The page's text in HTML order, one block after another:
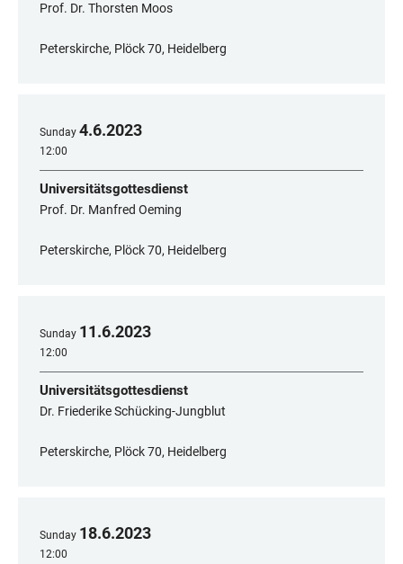
Prof. Dr. Thorsten Moos
Peterskirche, Plöck 70, Heidelberg
Sunday 4.6.2023
12:00
Universitätsgottesdienst
Prof. Dr. Manfred Oeming
Peterskirche, Plöck 70, Heidelberg
Sunday 11.6.2023
12:00
Universitätsgottesdienst
Dr. Friederike Schücking-Jungblut
Peterskirche, Plöck 70, Heidelberg
Sunday 18.6.2023
12:00